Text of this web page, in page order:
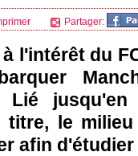
Partager:
l'intérêt du
Lié
titre, le
afin